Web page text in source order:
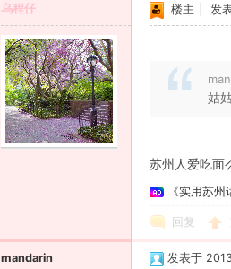
乌程仔 楼主 发
姑
苏州人爱吃面
《实用苏
回复
mandarin 发表于